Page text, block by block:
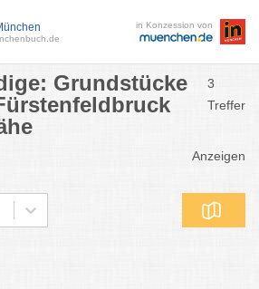
in Konzession von
Grundstücke
3
Treffer
Anzeigen